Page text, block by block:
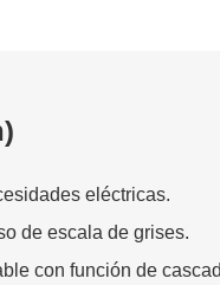
eléctricas.
de escala de grises.
con función de